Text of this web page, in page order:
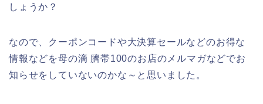
しょうか？
なので、クーポンコードや大決算セールなどのお得な
情報などを母の滴 臍帯100のお店のメルマガなどでお
知らせをしていないのかな～と思いました。